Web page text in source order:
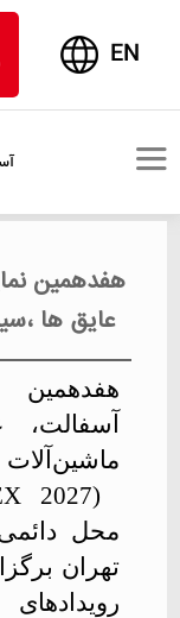
EN
هفدهمین
عایق ها
هفدهمین
2027)
محل
تهران